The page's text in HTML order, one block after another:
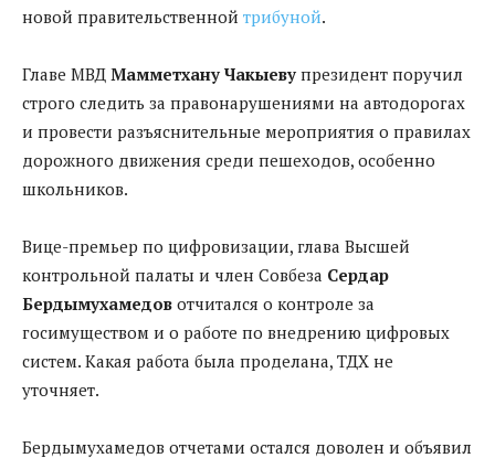
новой правительственной трибуной.
Главе МВД Мамметхану Чакыеву президент поручил
строго следить за правонарушениями на автодорогах
и провести разъяснительные мероприятия о правилах
дорожного движения среди пешеходов, особенно
школьников.
Вице-премьер по цифровизации, глава Высшей
контрольной палаты и член Совбеза Сердар
Бердымухамедов отчитался о контроле за
госимуществом и о работе по внедрению цифровых
систем. Какая работа была проделана, ТДХ не
уточняет.
Бердымухамедов отчетами остался доволен и объявил